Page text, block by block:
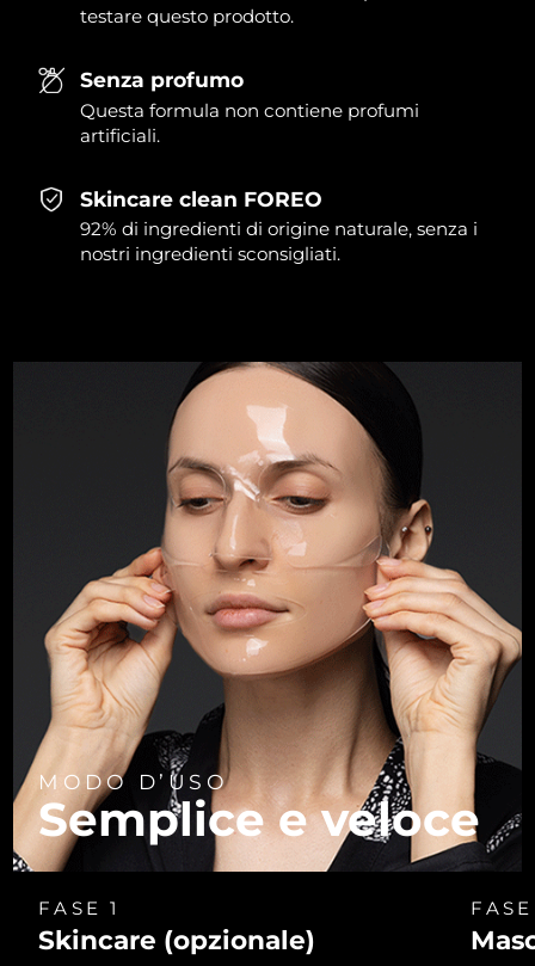
testare questo prodotto.
Senza profumo
Questa formula non contiene profumi
artificiali.
Skincare clean FOREO
92% di ingredienti di origine naturale, senza i
nostri ingredienti sconsigliati.
MODO D’USO
Semplice e veloce
FASE 1
Skincare (opzionale)
Slovenia Consegna stimata
Corea del Sud Consegna stimata 8/14/26
Consegna stimata
Consegna stimata
Consegna stimata
Consegna stimata
Emirati Arabi Uniti Consegna stimata8/13/26
Regno Unito Consegna stimata8/12/26
Stati Uniti Consegna stimata8/13/26
Uzbekistan Consegna stimata
Vietnam Consegna stimata8/18/26